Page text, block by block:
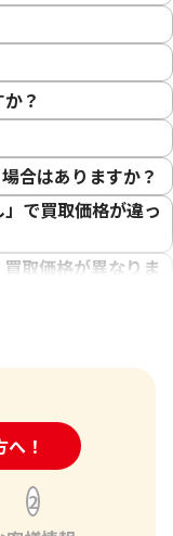
？
合はありますか？
で買取価格が違っ
取価格が異なりま
か？
ども買取してもら
間がかかります
！
ォーム
2